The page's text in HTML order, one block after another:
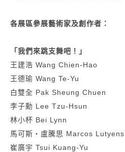
各展區參展藝術家及創作者：
「我們來跳支舞吧！」
王建浩 Wang Chien-Hao
王德瑜 Wang Te-Yu
白雙全 Pak Sheung Chuen
李子勳 Lee Tzu-Hsun
林小杯 Bei Lynn
馬可斯‧盧騰思 Marcos Lutyens
崔廣宇 Tsui Kuang-Yu